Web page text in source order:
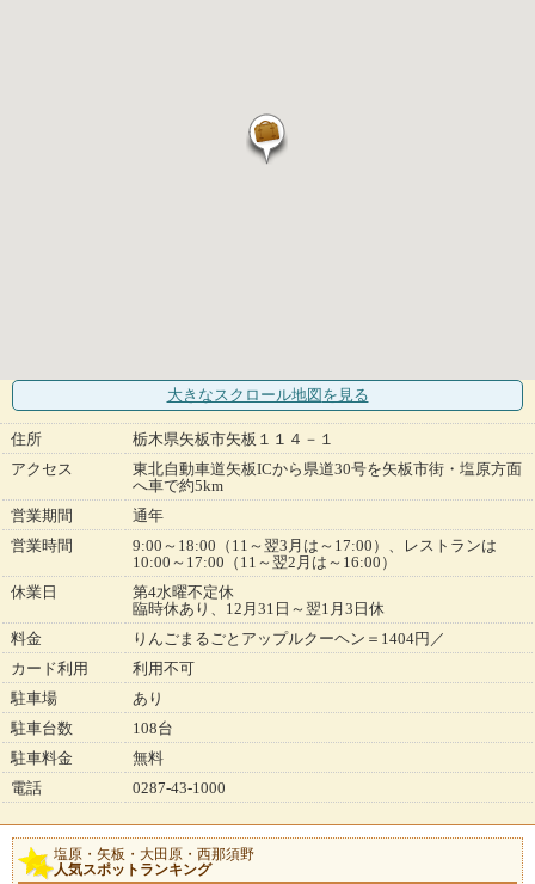
大きなスクロール地図 を見る
住所
栃木県矢板市矢板１１４－１
アクセス
東北自動車道矢板ICから県道30号を矢板市街・塩原方面
へ車で約5km
営業期間
通年
営業時間
9:00～18:00（11～翌3月は～17:00）、レストランは
10:00～17:00（11～翌2月は～16:00）
休業日
第4水曜不定休
臨時休あり、12月31日～翌1月3日休
料金
りんごまるごとアップルクーヘン＝1404円／
カード利用
利用不可
駐車場
あり
駐車台数
108台
駐車料金
無料
電話
0287-43-1000
塩原・矢板・大田原・西那須野
人気スポットランキング